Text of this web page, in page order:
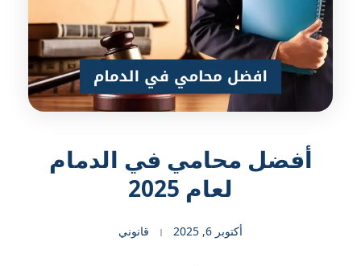
أفضل محامي في الدمام
لعام 2025
أكتوبر 6, 2025 قانوني